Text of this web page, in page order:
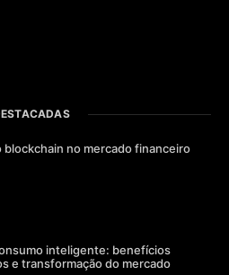
blockchain no mercado financeiro
inteligente: benefícios
e transformação do mercado